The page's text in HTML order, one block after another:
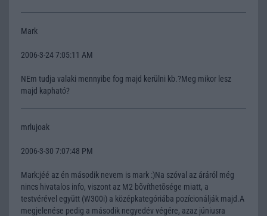
Mark
2006-3-24 7:05:11 AM
NEm tudja valaki mennyibe fog majd kerülni kb.?Meg mikor lesz
majd kapható?
mrlujoak
2006-3-30 7:07:48 PM
Mark:jéé az én második nevem is mark :)Na szóval az áráról még
nincs hivatalos info, viszont az M2 bõvíthetõsége miatt, a
testvérével együtt (W300i) a középkategóriába pozícionálják majd.A
megjelenése pedig a második negyedév végére, azaz júniusra